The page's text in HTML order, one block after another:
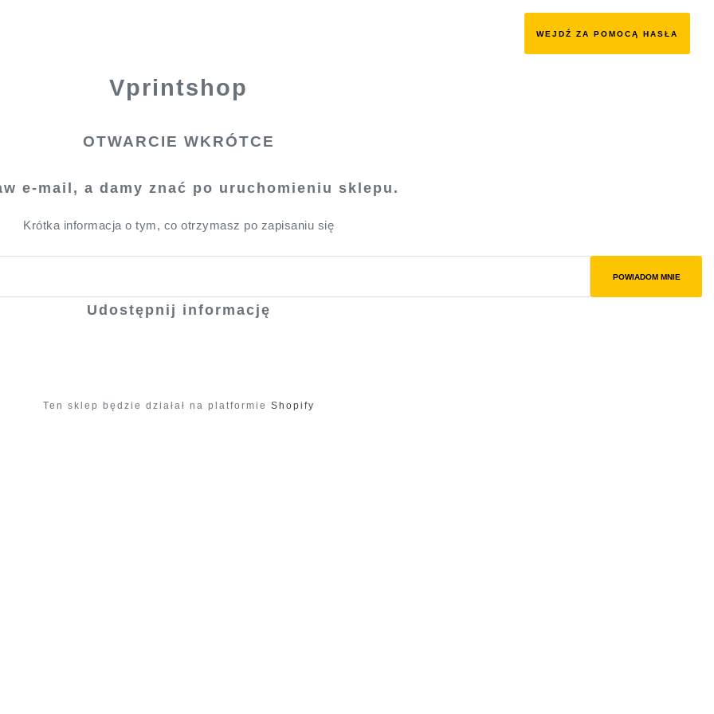
WEJDŹ ZA POMOCĄ HASŁA
Vprintshop
OTWARCIE WKRÓTCE
e-mail, a damy znać po uruchomieniu sklepu.
Krótka informacja o tym, co otrzymasz po zapisaniu się
POWIADOM MNIE
Udostępnij informację
Ten sklep będzie działał na platformie Shopify